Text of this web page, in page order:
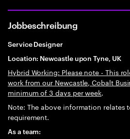
Jobbeschreibung
Service Designer
Location: Newcastle upon Tyne, UK
Hybrid Working: Please note - This
work from our Newcastle, Cobalt
minimum of 3 days per week.
Note: The above information relates
requirement.
As a team: